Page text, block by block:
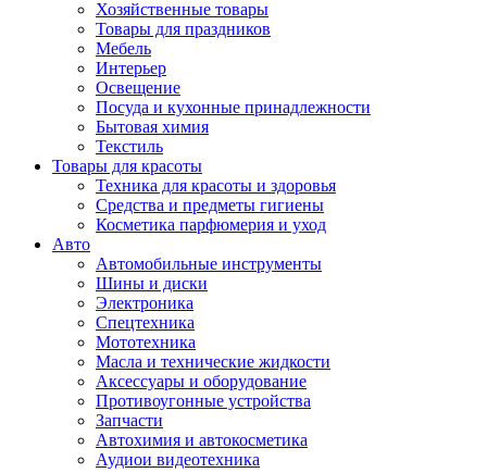
Хозяйственные товары
Товары для праздников
Мебель
Интерьер
Освещение
Посуда и кухонные принадлежности
Бытовая химия
Текстиль
Товары для красоты
Техника для красоты и здоровья
Средства и предметы гигиены
Косметика парфюмерия и уход
Авто
Автомобильные инструменты
Шины и диски
Электроника
Спецтехника
Мототехника
Масла и технические жидкости
Аксессуары и оборудование
Противоугонные устройства
Запчасти
Автохимия и автокосметика
Аудиои видеотехника